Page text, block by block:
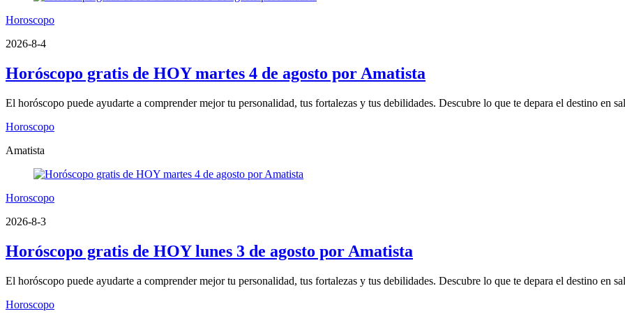
Horoscopo
2026-8-4
Horóscopo gratis de HOY martes 4 de agosto por Amatista
El horóscopo puede ayudarte a comprender mejor tu personalidad, tus fortalezas y tus debilidades. Descubre lo que te depara el destino en
Horoscopo
Amatista
Horoscopo
2026-8-3
Horóscopo gratis de HOY lunes 3 de agosto por Amatista
El horóscopo puede ayudarte a comprender mejor tu personalidad, tus fortalezas y tus debilidades. Descubre lo que te depara el destino en
Horoscopo